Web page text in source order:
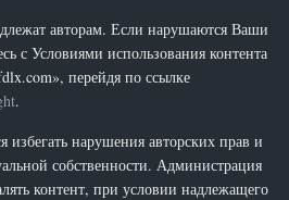
авторам. Если нарушаются Ваши
с Условиями использования контента
перейдя по ссылке
.
избегать нарушения авторских прав и
собственности. Администрация
контент, при условии надлежащего